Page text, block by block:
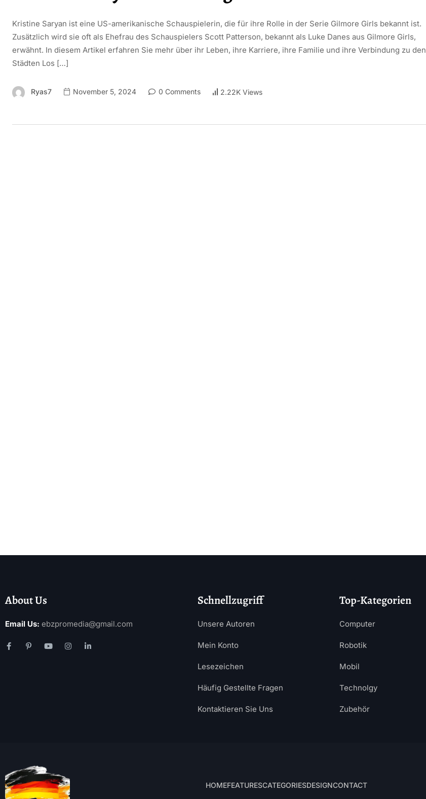
Kristine Saryan ist eine US-amerikanische Schauspielerin, die für ihre Rolle in der Serie Gilmore Girls bekannt ist.
Zusätzlich wird sie oft als Ehefrau des Schauspielers Scott Patterson, bekannt als Luke Danes aus Gilmore Girls,
erwähnt. In diesem Artikel erfahren Sie mehr über ihr Leben, ihre Karriere, ihre Familie und ihre Verbindung zu den
Städten Los […]
Ryas7 November 5, 2024 0 Comments 2.22K Views
About Us
Email Us: ebzpromedia@gmail.com
Schnellzugriff
Unsere Autoren
Mein Konto
Lesezeichen
Häufig Gestellte Fragen
Kontaktieren Sie Uns
Top-Kategorien
Computer
Robotik
Mobil
Technolgy
Zubehör
HOMEFEATURESCATEGORIESDESIGNCONTACT